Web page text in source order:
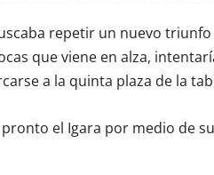
repetir un nuevo
que viene en alza,
a la quinta plaza de la
el Igara por medio de